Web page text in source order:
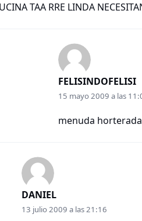
TAA RRE LINDA
FELISINDOFELISI
15 mayo 2009 a las
menuda
DANIEL
13 julio 2009 a las 21:16